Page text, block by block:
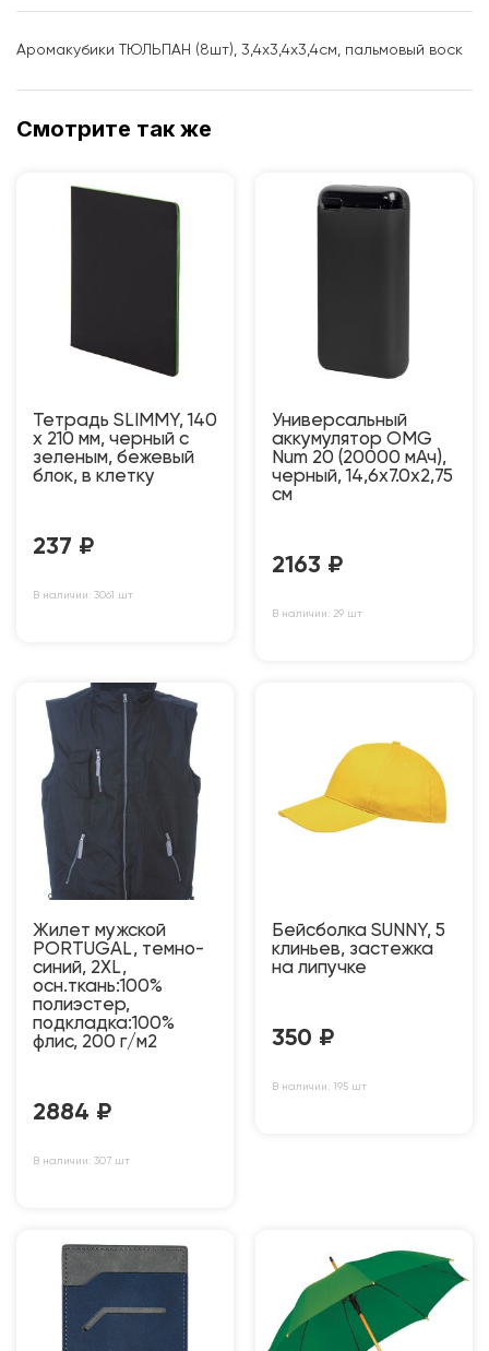
Аромакубики ТЮЛЬПАН (8шт), 3,4х3,4х3,4см, пальмовый воск
Смотрите так же
Тетрадь SLIMMY, 140
х 210 мм, черный с
зеленым, бежевый
блок, в клетку
237 ₽
В наличии: 3061 шт
Универсальный
аккумулятор OMG
Num 20 (20000 мАч),
черный, 14,6х7.0х2,75
см
2163 ₽
В наличии: 29 шт
Жилет мужской
PORTUGAL, темно-
синий, 2XL,
осн.ткань:100%
полиэстер,
подкладка:100%
флис, 200 г/м2
2884 ₽
В наличии: 307 шт
Бейсболка SUNNY, 5
клиньев, застежка
на липучке
350 ₽
В наличии: 195 шт